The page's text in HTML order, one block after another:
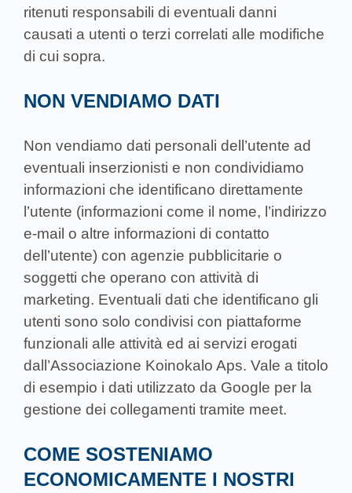
ritenuti responsabili di eventuali danni
causati a utenti o terzi correlati alle modifiche
di cui sopra.
NON VENDIAMO DATI
Non vendiamo dati personali dell’utente ad
eventuali inserzionisti e non condividiamo
informazioni che identificano direttamente
l’utente (informazioni come il nome, l’indirizzo
e-mail o altre informazioni di contatto
dell’utente) con agenzie pubblicitarie o
soggetti che operano con attività di
marketing. Eventuali dati che identificano gli
utenti sono solo condivisi con piattaforme
funzionali alle attività ed ai servizi erogati
dall’Associazione Koinokalo Aps. Vale a titolo
di esempio i dati utilizzato da Google per la
gestione dei collegamenti tramite meet.
COME SOSTENIAMO
ECONOMICAMENTE I NOSTRI